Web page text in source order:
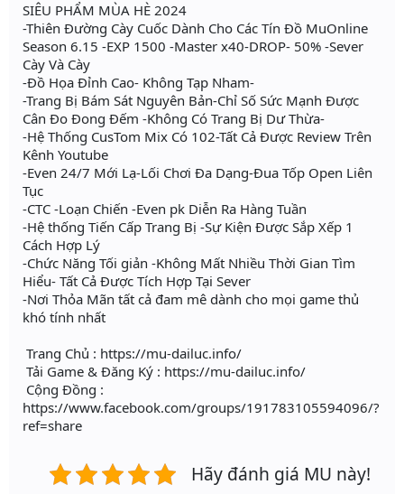
SIÊU PHẨM MÙA HÈ 2024
-Thiên Đường Cày Cuốc Dành Cho Các Tín Đồ MuOnline
Season 6.15 -EXP 1500 -Master x40-DROP- 50% -Sever
Cày Và Cày
-Đồ Họa Đỉnh Cao- Không Tạp Nham-
-Trang Bị Bám Sát Nguyên Bản-Chỉ Số Sức Mạnh Được
Cân Đo Đong Đếm -Không Có Trang Bị Dư Thừa-
-Hệ Thống CusTom Mix Có 102-Tất Cả Được Review Trên
Kênh Youtube
-Even 24/7 Mới Lạ-Lối Chơi Đa Dạng-Đua Tốp Open Liên
Tục
-CTC -Loạn Chiến -Even pk Diễn Ra Hàng Tuần
-Hệ thống Tiến Cấp Trang Bị -Sự Kiện Được Sắp Xếp 1
Cách Hợp Lý
-Chức Năng Tối giản -Không Mất Nhiều Thời Gian Tìm
Hiểu- Tất Cả Được Tích Hợp Tại Sever
-Nơi Thỏa Mãn tất cả đam mê dành cho mọi game thủ
khó tính nhất
Trang Chủ : https://mu-dailuc.info/
Tải Game & Đăng Ký : https://mu-dailuc.info/
Cộng Đồng :
https://www.facebook.com/groups/191783105594096/?
ref=share
Hãy đánh giá MU này!